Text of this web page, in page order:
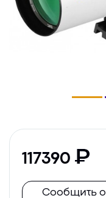
117390
Сообщить о